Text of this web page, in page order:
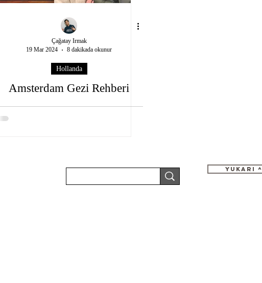
Çağatay Irmak
19 Mar 2024
8 dakikada okunur
Hollanda
Amsterdam Gezi Rehberi
Yukari ^